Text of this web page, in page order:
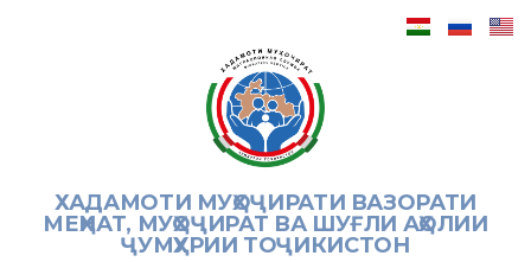
ХАДАМОТИ МУҲОҶИРАТИ ВАЗОРАТИ
МЕҲНАТ, МУҲОҶИРАТ ВА ШУҒЛИ АҲОЛИИ
ҶУМҲУРИИ ТОҶИКИСТОН